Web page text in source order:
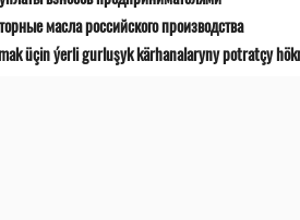
масла российского производства
üçin ýerli gurluşyk kärhanalaryny potratçy